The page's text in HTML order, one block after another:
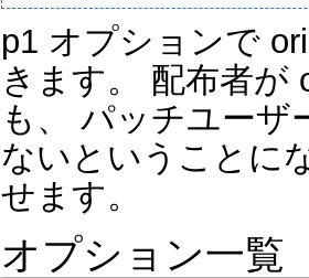
p1 オプションで
きます。 配布者が
も、 パッチユーザ
ないということに
せます。
オプション一覧